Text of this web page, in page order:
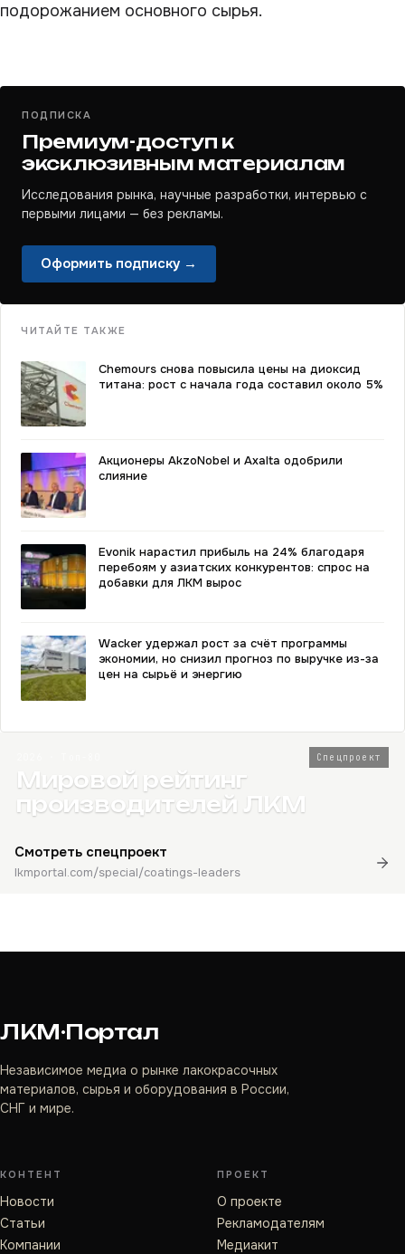
подорожанием основного сырья.
ПОДПИСКА
Премиум-доступ к
эксклюзивным материалам
Исследования рынка, научные разработки, интервью с
первыми лицами — без рекламы.
Оформить подписку →
ЧИТАЙТЕ ТАКЖЕ
Chemours снова повысила цены на диоксид
титана: рост с начала года составил около 5%
Акционеры AkzoNobel и Axalta одобрили
слияние
Evonik нарастил прибыль на 24% благодаря
перебоям у азиатских конкурентов: спрос на
добавки для ЛКМ вырос
Wacker удержал рост за счёт программы
экономии, но снизил прогноз по выручке из-за
цен на сырьё и энергию
Спецпроект
Мировой рейтинг
производителей ЛКМ
Смотреть спецпроект
lkmportal.com/special/coatings-leaders
ЛКМ·Портал
Независимое медиа о рынке лакокрасочных
материалов, сырья и оборудования в России,
СНГ и мире.
КОНТЕНТ
Новости
Статьи
Компании
ПРОЕКТ
О проекте
Рекламодателям
Медиакит